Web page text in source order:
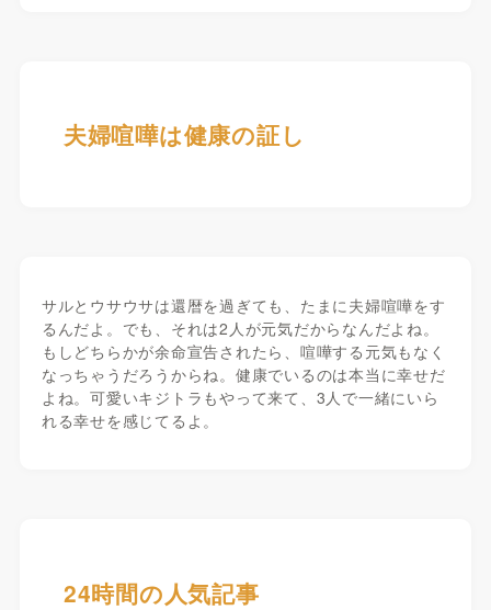
夫婦喧嘩は健康の証し
サルとウサウサは還暦を過ぎても、たまに夫婦喧嘩をす
るんだよ。でも、それは2人が元気だからなんだよね。
もしどちらかが余命宣告されたら、喧嘩する元気もなく
なっちゃうだろうからね。健康でいるのは本当に幸せだ
よね。可愛いキジトラもやって来て、3人で一緒にいら
れる幸せを感じてるよ。
24時間の人気記事